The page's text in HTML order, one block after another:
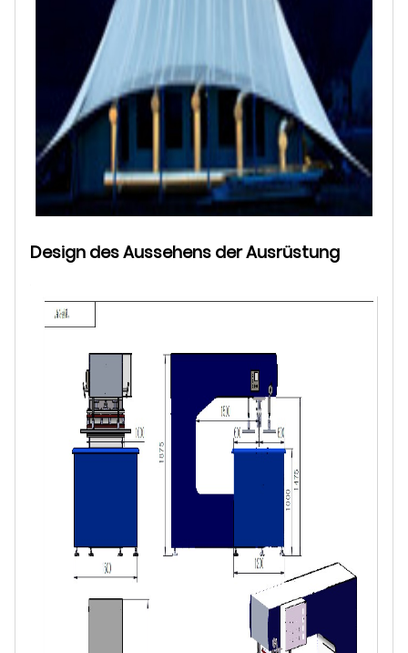
Design des Aussehens der Ausrüstung